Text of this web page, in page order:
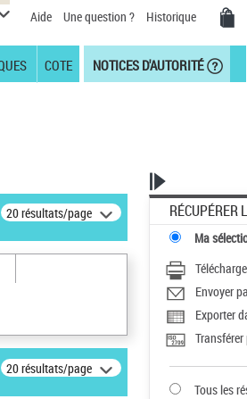
Aide Une question ? Historique
COTE NOTICES D'AUTORITÉ
20 résultats/page
20 résultats/page
RÉCUPÉRER
Ma
Envoyer
Exporter
Transférer
Tous les